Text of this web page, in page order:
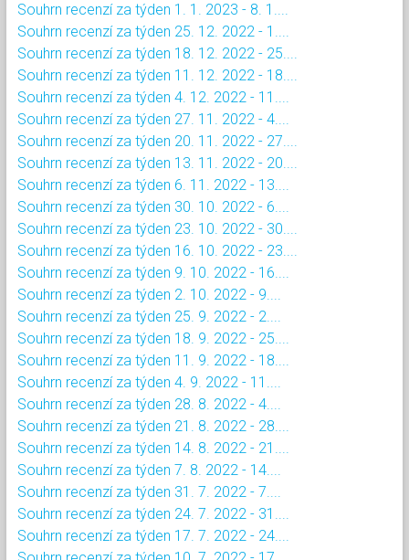
Souhrn recenzí za týden 1. 1. 2023 - 8. 1....
Souhrn recenzí za týden 25. 12. 2022 - 1....
Souhrn recenzí za týden 18. 12. 2022 - 25....
Souhrn recenzí za týden 11. 12. 2022 - 18....
Souhrn recenzí za týden 4. 12. 2022 - 11....
Souhrn recenzí za týden 27. 11. 2022 - 4....
Souhrn recenzí za týden 20. 11. 2022 - 27....
Souhrn recenzí za týden 13. 11. 2022 - 20....
Souhrn recenzí za týden 6. 11. 2022 - 13....
Souhrn recenzí za týden 30. 10. 2022 - 6....
Souhrn recenzí za týden 23. 10. 2022 - 30....
Souhrn recenzí za týden 16. 10. 2022 - 23....
Souhrn recenzí za týden 9. 10. 2022 - 16....
Souhrn recenzí za týden 2. 10. 2022 - 9....
Souhrn recenzí za týden 25. 9. 2022 - 2....
Souhrn recenzí za týden 18. 9. 2022 - 25....
Souhrn recenzí za týden 11. 9. 2022 - 18....
Souhrn recenzí za týden 4. 9. 2022 - 11....
Souhrn recenzí za týden 28. 8. 2022 - 4....
Souhrn recenzí za týden 21. 8. 2022 - 28....
Souhrn recenzí za týden 14. 8. 2022 - 21....
Souhrn recenzí za týden 7. 8. 2022 - 14....
Souhrn recenzí za týden 31. 7. 2022 - 7....
Souhrn recenzí za týden 24. 7. 2022 - 31....
Souhrn recenzí za týden 17. 7. 2022 - 24....